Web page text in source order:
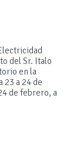
del Sr. Italo
en la
23 a 24 de
de febrero, a